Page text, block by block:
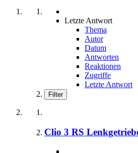
Letzte Antwort
Thema
Autor
Datum
Antworten
Reaktionen
Zugriffe
Letzte Antwort
Filter
Clio 3 RS